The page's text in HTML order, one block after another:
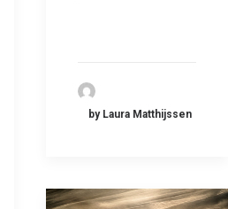
by Laura Matthijssen